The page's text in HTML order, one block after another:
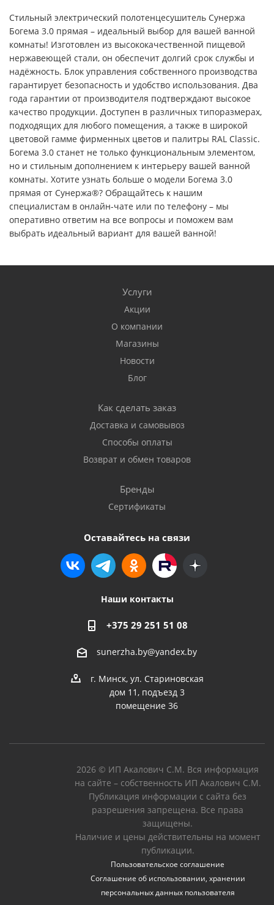
Стильный электрический полотенцесушитель Сунержа
Богема 3.0 прямая – идеальный выбор для вашей ванной
комнаты! Изготовлен из высококачественной пищевой
нержавеющей стали, он обеспечит долгий срок службы и
надёжность. Блок управления собственного производства
гарантирует безопасность и удобство использования. Два
года гарантии от производителя подтверждают высокое
качество продукции. Доступен в различных типоразмерах,
подходящих для любого помещения, а также в широкой
цветовой гамме фирменных цветов и палитры RAL Classic.
Богема 3.0 станет не только функциональным элементом,
но и стильным дополнением к интерьеру вашей ванной
комнаты. Хотите узнать больше о модели Богема 3.0
прямая от Сунержа®? Обращайтесь к нашим
специалистам в онлайн-чате или по телефону – мы
оперативно ответим на все вопросы и поможем вам
выбрать идеальный вариант для вашей ванной!
Услуги
Акции
О компании
Магазины
Новости
Блог
Как сделать заказ
Доставка и самовывоз
Способы оплаты
Возврат и обмен товаров
Бренды
Сертификаты
Оставайтесь на связи
Наши контакты
+375 29 251 51 08
sunerzha.by@yandex.by
г. Минск, ул. Стариновская
дом 11, подъезд 3
помещение 36
2026 © ИП Акалович С.М. Вся информация
на сайте – собственность ИП Акалович С.М.
Публикация информации с сайта без
разрешения запрещена. Все права
защищены.
Наличие и цены действительны на момент
публикации.
Пользовательское соглашение
Соглашение об использовании, хранении
персональных данных пользователя